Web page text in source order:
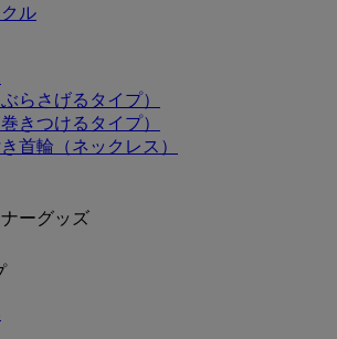
ル
らさげるタイプ）
きつけるタイプ）
首輪（ネックレス）
ーグッズ